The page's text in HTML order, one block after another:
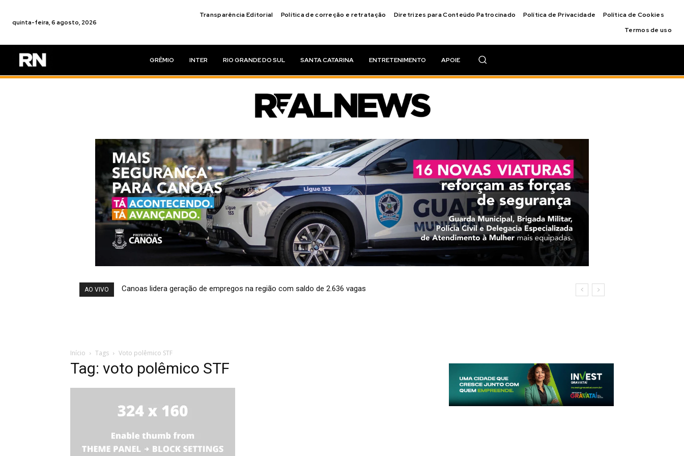
quinta-feira, 6 agosto, 2026
Transparência Editorial Política de correção e retratação Diretrizes para Conteúdo Patrocinado Política de Privacidade
Política de Cookies
Termos de uso
GRÊMIO INTER RIO GRANDE DO SUL SANTA CATARINA ENTRETENIMENTO APOIE
AO VIVO Canoas lidera geração de empregos na região com saldo de 2.636 vagas
Início Tags Voto polêmico STF
Tag: voto polêmico STF